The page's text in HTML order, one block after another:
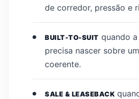
de corredor, pressão e
BUILT-TO-SUIT quando
precisa nascer sobre
coerente.
SALE & LEASEBACK